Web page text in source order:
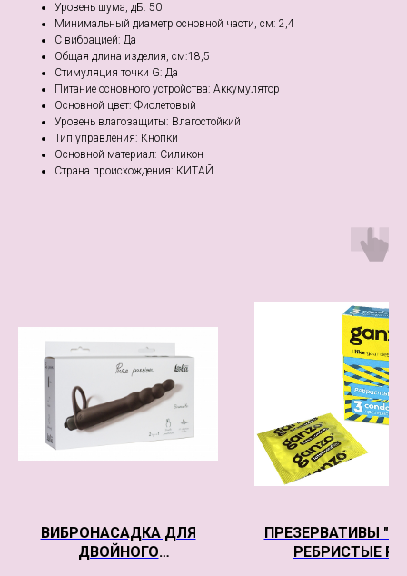
Уровень шума, дБ: 50
Минимальный диаметр основной части, см: 2,4
С вибрацией: Да
Общая длина изделия, см:18,5
Стимуляция точки G: Да
Питание основного устройства: Аккумулятор
Основной цвет: Фиолетовый
Уровень влагозащиты: Влагостойкий
Тип управления: Кнопки
Основной материал: Силикон
Страна происхождения: КИТАЙ
ВИБРОНАСАДКА ДЛЯ
ДВОЙНОГО
ПРЕЗЕРВАТИВЫ
РЕБРИСТЫЕ